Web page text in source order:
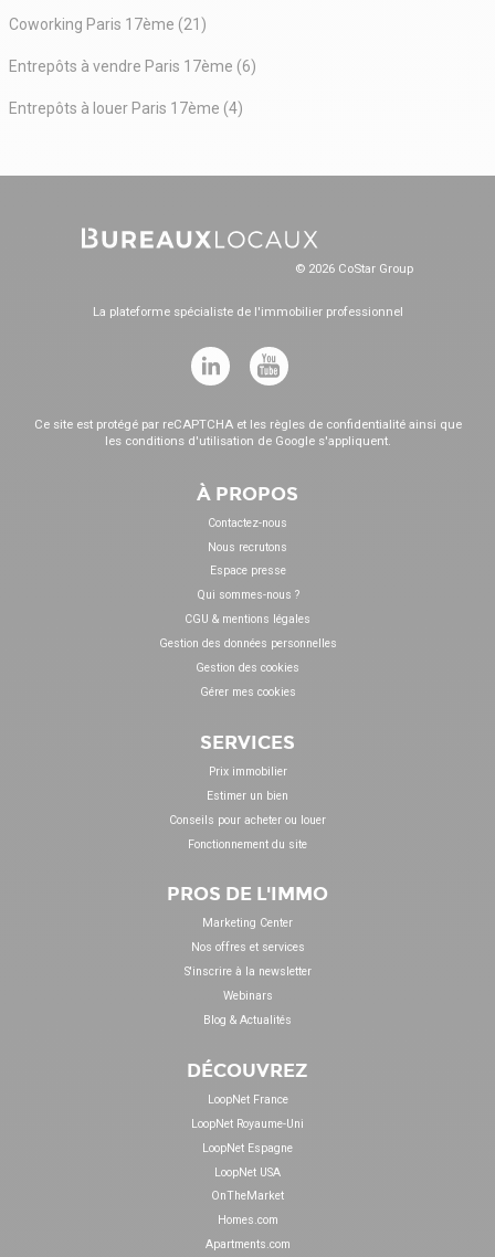
Coworking Paris 17ème (21)
Entrepôts à vendre Paris 17ème (6)
Entrepôts à louer Paris 17ème (4)
© 2026 CoStar Group
La plateforme spécialiste de l'immobilier professionnel
Ce site est protégé par reCAPTCHA et les règles de confidentialitéainsi que
les conditions d'utilisation de Google s'appliquent.
À PROPOS
Contactez-nous
Nous recrutons
Espace presse
Qui sommes-nous ?
CGU & mentions légales
Gestion des données personnelles
Gestion des cookies
Gérer mes cookies
SERVICES
Prix immobilier
Estimer un bien
Conseils pour acheter ou louer
Fonctionnement du site
PROS DE L'IMMO
Marketing Center
Nos offres et services
S'inscrire à la newsletter
Webinars
Blog & Actualités
DÉCOUVREZ
LoopNet France
LoopNet Royaume-Uni
LoopNet Espagne
LoopNet USA
OnTheMarket
Homes.com
Apartments.com